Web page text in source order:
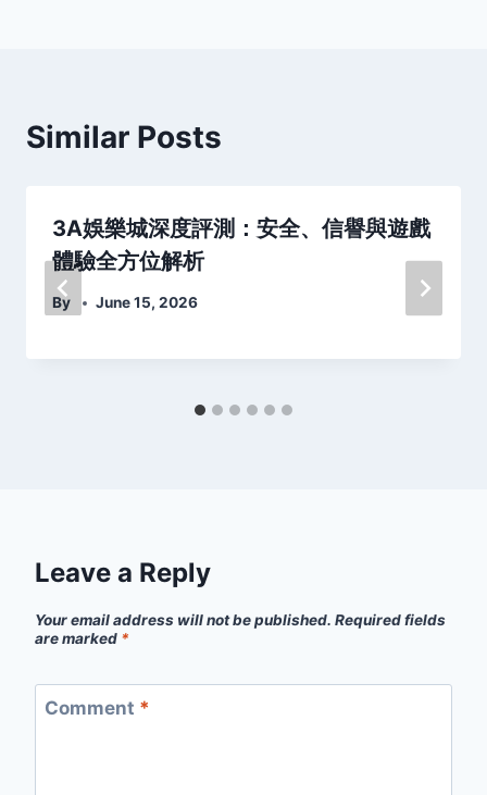
Similar Posts
3A娛樂城深度評測：安全、信譽與遊戲
體驗全方位解析
By June 15, 2026
Leave a Reply
Your email address will not be published. Required fields
are marked *
Comment *